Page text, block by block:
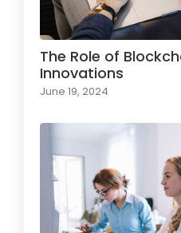
The Role of
Innovations
June 19, 2024